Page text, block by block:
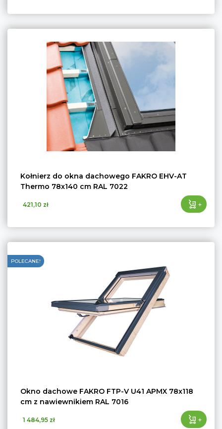
Kołnierz do okna dachowego FAKRO EHV-AT
Thermo 78x140 cm RAL 7022
421,10 zł +
POLECANE!
Okno dachowe FAKRO FTP-V U41 APMX 78x118
cm z nawiewnikiem RAL 7016
1 484,95 zł +